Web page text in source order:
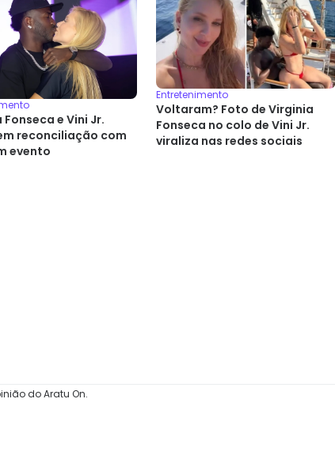
e Vini Jr.
reconciliação com
evento
Entretenimento
Voltaram? Foto de Virginia
Fonseca no colo de Vini Jr.
viraliza nas redes sociais
do Aratu On.